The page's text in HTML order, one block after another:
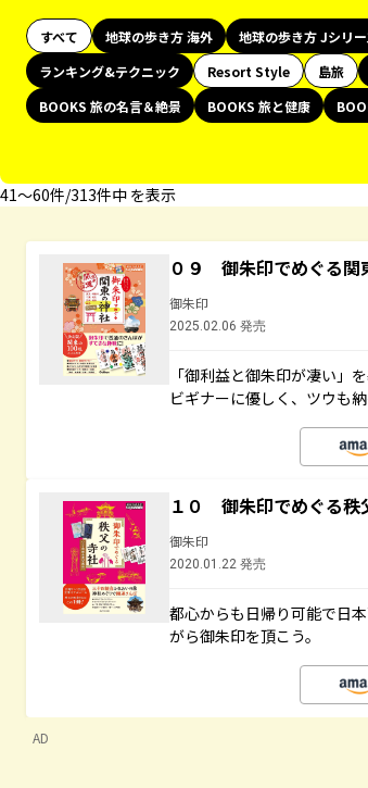
すべて 地球の歩き方 海外 地球の歩き方 Jシリー
ランキング&テクニック
Resort Style 島旅
BOOKS 旅の名言＆絶景
BOOKS 旅と健康
41〜60件/313件中 を表示
０９ 御朱印でめぐる
御朱印
2025.02.06 発売
「御利益と御朱印が凄い」
ビギナーに優しく、ツウも納
１０ 御朱印でめぐる
御朱印
2020.01.22 発売
都心からも日帰り可能で日
がら御朱印を頂こう。
AD